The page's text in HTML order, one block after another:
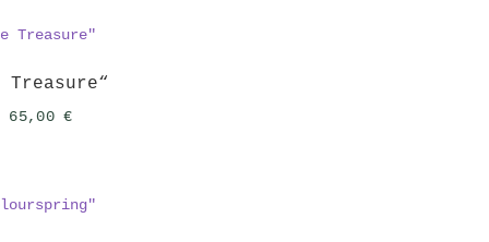
Treasure“
Ursprünglicher
€
65,00€Aktueller
65,00 €.